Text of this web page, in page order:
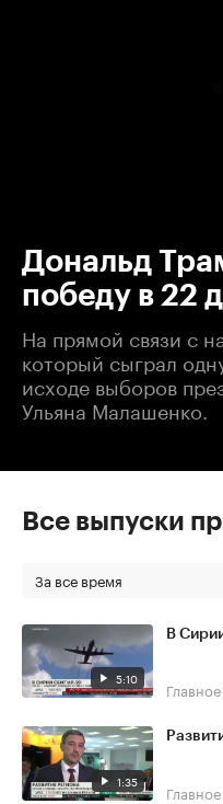
Дональд
победу в 22
На прямой связи с
который сыграл
исходе выборов
Ульяна Малашенко.
Все выпуски
За все время
5:10
В
Главное
1:35 Главное